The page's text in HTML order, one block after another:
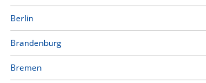
Berlin
Brandenburg
Bremen